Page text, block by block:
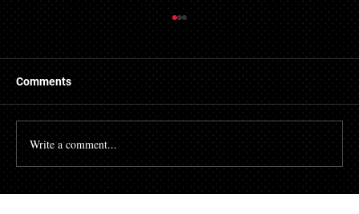
Comments
Write a comment...